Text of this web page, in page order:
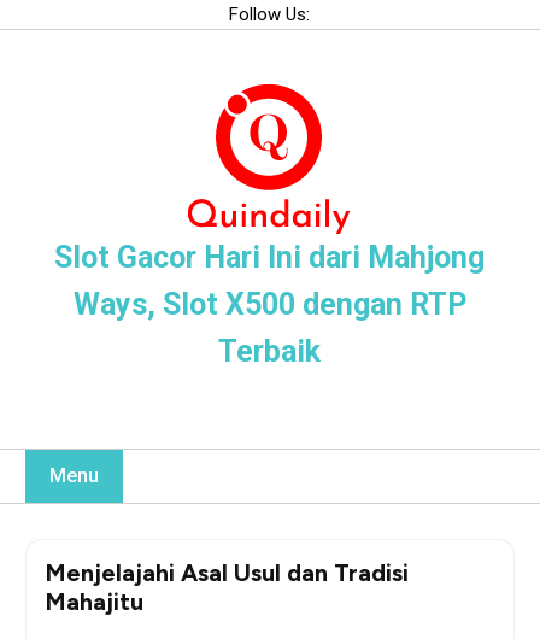
Follow Us:
Slot Gacor Hari Ini dari Mahjong
Ways, Slot X500 dengan RTP
Terbaik
Menu
Menjelajahi Asal Usul dan Tradisi
Mahajitu